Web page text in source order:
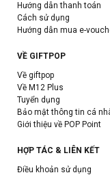
Hướng dẫn thanh toán
Cách sử dụng
Hướng dẫn mua e-
VỀ GIFTPOP
Về giftpop
Về M12 Plus
Tuyển dụng
Bảo mật thông tin cá
Giới thiệu về POP Point
HỢP TÁC & LIÊN KẾT
Điều khoản sử dụng